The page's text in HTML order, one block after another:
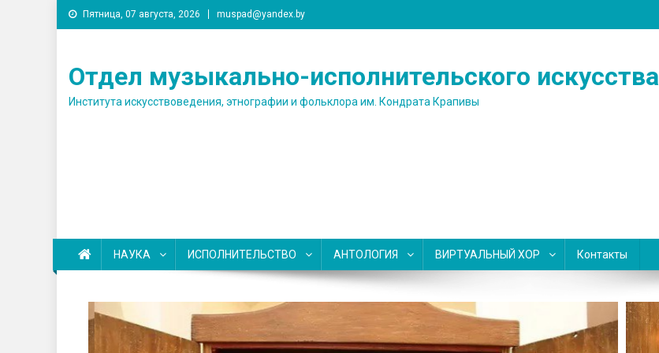
Пятница, 07 августа, 2026 muspad@yandex.by
Отдел музыкально-исполнительского искусства
Института искусствоведения, этнографии и фольклора им. Кондрата Крапивы
НАУКА ИСПОЛНИТЕЛЬСТВО АНТОЛОГИЯ ВИРТУАЛЬНЫЙ ХОР Контакты